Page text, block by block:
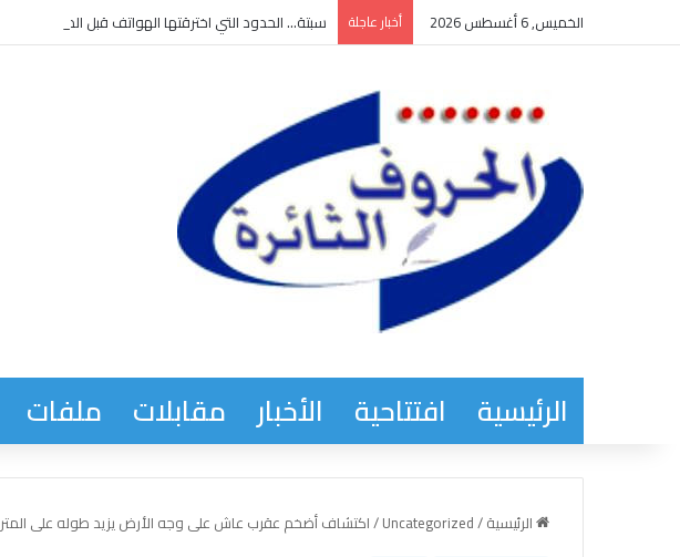
الخميس, 6 أغسطس 2026 أخبار عاجلة سبتة… الحدود التي اخترقتها الهواتف قبل المهاجرين *
الرئيسية افتتاحية الأخبار مقابلات ملفات
الرئيسية/
Uncategorized
/اكتشاف أضخم عقرب عاش على وجه الأرض يزيد طوله على المتر